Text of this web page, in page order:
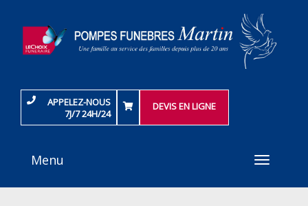
APPELEZ-NOUS
7J/7 24H/24
DEVIS EN LIGNE
Toggle
Menu